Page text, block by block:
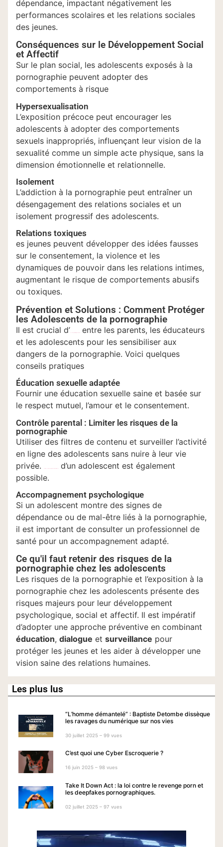
Les plus lus
“L’homme démantelé” : Baptiste Detombe dissèque
les ravages du numérique sur nos vies
30 juillet 2025 – 99 vues
C’est quoi une Cyber Escroquerie ?
16 juin 2025 – 98 vues
Take It Down Act : la loi contre le revenge porn et
les deepfakes pornographiques.
02 juillet 2025 – 97 vues
dépendance, impactant négativement les
performances scolaires et les relations sociales
des jeunes.
Conséquences sur le Développement Social
et Affectif
Sur le plan social, les adolescents exposés à la
pornographie peuvent adopter des
comportements à risque
Hypersexualisation
L’exposition précoce peut encourager les
adolescents à adopter des comportements
sexuels inappropriés, influençant leur vision de la
sexualité comme un simple acte physique, sans la
dimension émotionnelle et relationnelle.
Isolement
L’addiction à la pornographie peut entraîner un
désengagement des relations sociales et un
isolement progressif des adolescents.
Relations toxiques
es jeunes peuvent développer des idées fausses
sur le consentement, la violence et les
dynamiques de pouvoir dans les relations intimes,
augmentant le risque de comportements abusifs
ou toxiques.
Prévention et Solutions : Comment Protéger
les Adolescents de la pornographie
Il est crucial d’
entre les parents, les éducateurs
et les adolescents pour les sensibiliser aux
dangers de la pornographie. Voici quelques
conseils pratiques
Éducation sexuelle adaptée
Fournir une éducation sexuelle saine et basée sur
le respect mutuel, l’amour et le consentement.
Contrôle parental : Limiter les risques de la
pornographie
Utiliser des filtres de contenu et surveiller l’activité
en ligne des adolescents sans nuire à leur vie
privée.
d’un adolescent est également
possible.
Accompagnement psychologique
Si un adolescent montre des signes de
dépendance ou de mal-être liés à la pornographie,
il est important de consulter un professionnel de
santé pour un accompagnement adapté.
Ce qu'il faut retenir des risques de la
pornographie chez les adolescents
Les risques de la pornographie et l’exposition à la
pornographie chez les adolescents présente des
risques majeurs pour leur développement
psychologique, social et affectif. Il est impératif
d’adopter une approche préventive en combinant
éducation, dialogue et surveillance pour
protéger les jeunes et les aider à développer une
vision saine des relations humaines.